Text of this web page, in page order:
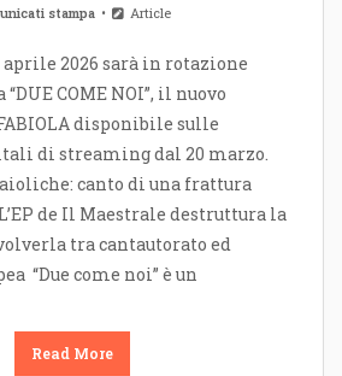
stampa Article
aprile 2026 sarà in rotazione
COME NOI”, il nuovo
disponibile sulle
di streaming dal 20 marzo.
canto di una frattura
de Il Maestrale destruttura la
tra cantautorato ed
“Due come noi” è un
Read More